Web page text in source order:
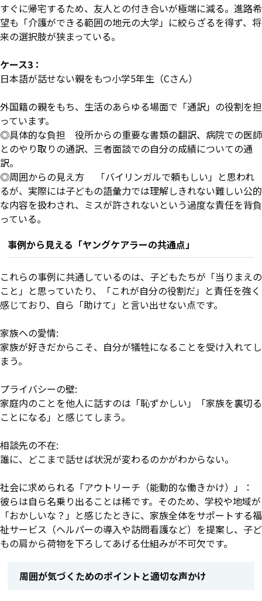
すぐに帰宅するため、友人との付き合いが極端に減る。進路希
望も「介護ができる範囲の地元の大学」に絞らざるを得ず、将
来の選択肢が狭まっている。
ケース3：
日本語が話せない親をもつ小学5年生（Cさん）
外国籍の親をもち、生活のあらゆる場面で「通訳」の役割を担
っています。
◎具体的な負担 役所からの重要な書類の翻訳、病院での医師
とのやり取りの通訳、三者面談での自分の成績についての通
訳。
◎周囲からの見え方 「バイリンガルで頼もしい」と思われ
るが、実際には子どもの語彙力では理解しきれない難しい公的
な内容を扱わされ、ミスが許されないという過度な責任を背負
っている。
事例から見える「ヤングケアラーの共通点」
これらの事例に共通しているのは、子どもたちが「当りまえの
こと」と思っていたり、「これが自分の役割だ」と責任を強く
感じており、自ら「助けて」と言い出せない点です。
家族への愛情:
家族が好きだからこそ、自分が犠牲になることを受け入れてし
まう。
プライバシーの壁:
家庭内のことを他人に話すのは「恥ずかしい」「家族を裏切る
ことになる」と感じてしまう。
相談先の不在:
誰に、どこまで話せば状況が変わるのかがわからない。
社会に求められる「アウトリーチ（能動的な働きかけ）」：
彼らは自ら名乗り出ることは稀です。そのため、学校や地域が
「おかしいな？」と感じたときに、家族全体をサポートする福
祉サービス（ヘルパーの導入や訪問看護など）を提案し、子ど
もの肩から荷物を下ろしてあげる仕組みが不可欠です。
周囲が気づくためのポイントと適切な声かけ